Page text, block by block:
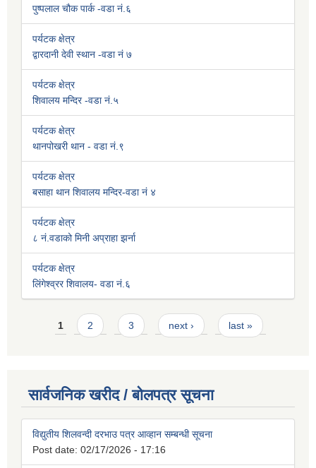
पुष्पलाल चौक पार्क -वडा नं.६
पर्यटक क्षेत्र
द्वारदानी देवी स्थान -वडा नं ७
पर्यटक क्षेत्र
शिवालय मन्दिर -वडा नं.५
पर्यटक क्षेत्र
थानपोखरी थान - वडा नं.९
पर्यटक क्षेत्र
बसाहा थान शिवालय मन्दिर-वडा नं ४
पर्यटक क्षेत्र
८ नं.वडाको मिनी अप्राहा झर्ना
पर्यटक क्षेत्र
लिंगेश्व्रर शिवालय- वडा नं.६
Pages
1 2 3 next › last »
सार्वजनिक खरीद / बोलपत्र सूचना
विद्युतीय शिलवन्दी दरभाउ पत्र आव्हान सम्बन्धी सूचना
Post date: 02/17/2026 - 17:16